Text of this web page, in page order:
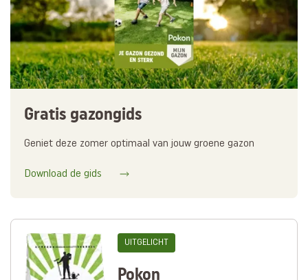
Gratis gazongids
Geniet deze zomer optimaal van jouw groene gazon
Download de gids
UITGELICHT
Pokon